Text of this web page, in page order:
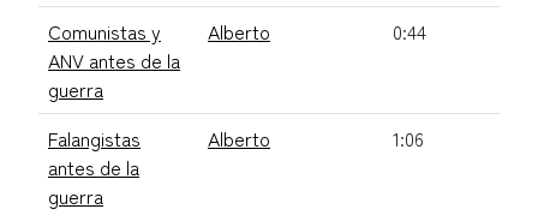
Comunistas y
ANV antes de la
guerra
Alberto 0:44
Falangistas
antes de la
guerra
Alberto 1:06